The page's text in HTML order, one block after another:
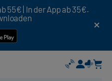
55€ | In der App ab 35€.